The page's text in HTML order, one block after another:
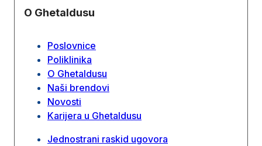
O Ghetaldusu
Poslovnice
Poliklinika
O Ghetaldusu
Naši brendovi
Novosti
Karijera u Ghetaldusu
Jednostrani raskid ugovora